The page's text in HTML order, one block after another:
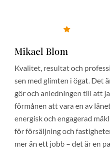
5.0/5 i betyg
Mikael Blom
Kvalitet, resultat och
sen med glimten i ögat. Det
gör och anledningen till att
förmånen att vara en av
energisk och engagerad
för försäljning och
mer än ett jobb – det är en